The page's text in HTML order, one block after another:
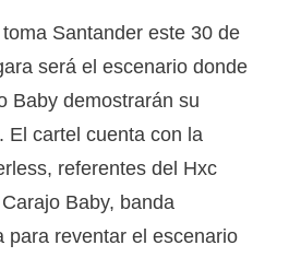
Santander este 30 de
será el escenario donde
Baby demostrarán su
El cartel cuenta con la
referentes del Hxc
Baby, banda
para reventar el escenario